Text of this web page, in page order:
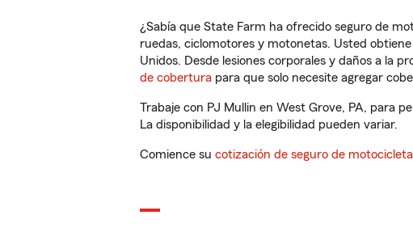
¿Sabía que State Farm ha ofrecido seguro de
ruedas, ciclomotores y motonetas. Usted
Unidos. Desde lesiones corporales y daños a la
de cobertura para que solo necesite agregar
Trabaje con PJ Mullin en West Grove, PA, para
La disponibilidad y la elegibilidad pueden variar.
Comience su cotización de seguro de motocicleta